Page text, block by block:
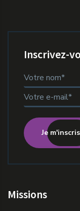
Inscrivez-
Je m'inscris
Missions